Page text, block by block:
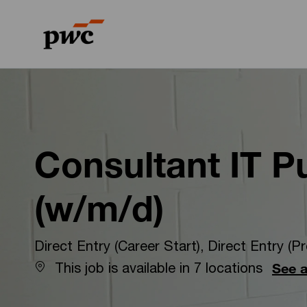
Consultant IT
(w/m/d)
Direct Entry (Career Start), Direct Entry
This job is available in 7 locations See